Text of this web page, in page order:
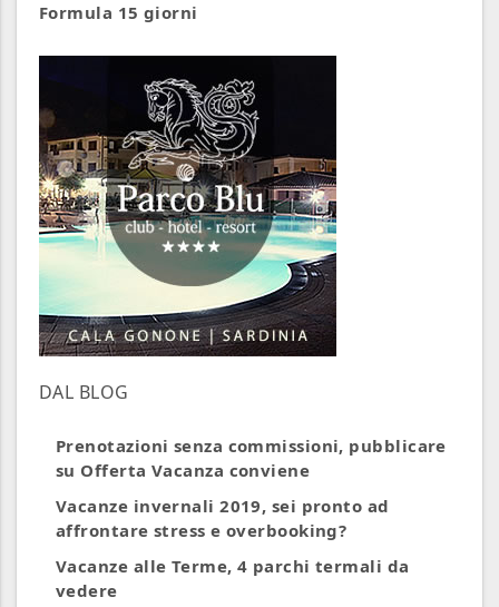
Formula 15 giorni
DAL BLOG
Prenotazioni senza commissioni, pubblicare
su Offerta Vacanza conviene
Vacanze invernali 2019, sei pronto ad
affrontare stress e overbooking?
Vacanze alle Terme, 4 parchi termali da
vedere